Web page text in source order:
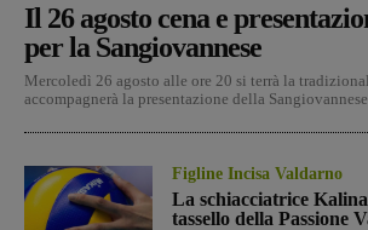
Il 26 agosto cena e
per la Sangiovannese
Mercoledì 26 agosto alle ore 20 si terrà la
accompagnerà la presentazione della Sangiovannese
Figline Incisa Valdarno
La schiacciatrice
tassello della Passione